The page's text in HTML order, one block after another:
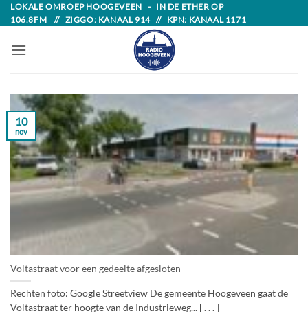
Skip
to
content
LOKALE OMROEP HOOGEVEEN - IN DE ETHER OP
106.8FM // ZIGGO: KANAAL 914 // KPN: KANAAL 1171
Voltastraat voor een gedeelte afgesloten
Rechten foto: Google Streetview De gemeente Hoogeveen gaat de
Voltastraat ter hoogte van de Industrieweg... [ . . . ]
10
nov